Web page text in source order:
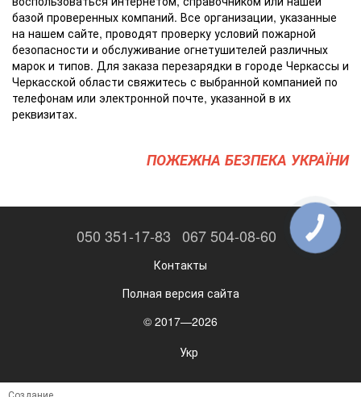
базой проверенных компаний. Все организации, указанные
на нашем сайте, проводят проверку условий пожарной
безопасности и обслуживание огнетушителей различных
марок и типов. Для заказа перезарядки в городе Черкассы и
Черкасской области свяжитесь с выбранной компанией по
телефонам или электронной почте, указанной в их
реквизитах.
ПОЖЕЖНА БЕЗПЕКА УКРАЇНИ
050 351-17-83 067 504-08-60
Контакты
Полная версия сайта
© 2017—2026
Укр
КНОПКА
ЗВ'ЯЗКУ